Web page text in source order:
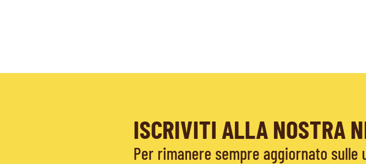
ISCRIVITI ALLA NOSTRA
Per rimanere sempre aggiornato